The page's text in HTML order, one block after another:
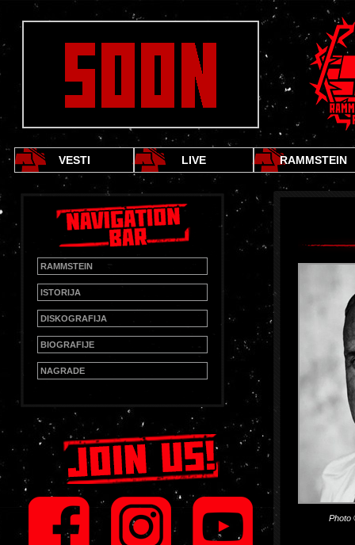
VESTI LIVE RAMMSTEIN
RAMMSTEIN
ISTORIJA
DISKOGRAFIJA
BIOGRAFIJE
NAGRADE
Photo